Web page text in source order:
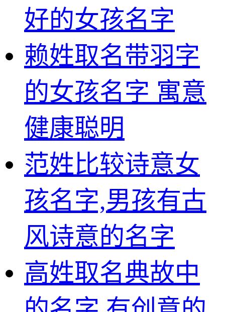
好的女孩名字
赖姓取名带羽字
的女孩名字 寓意
健康聪明
范姓比较诗意女
孩名字,男孩有古
风诗意的名字
高姓取名典故中